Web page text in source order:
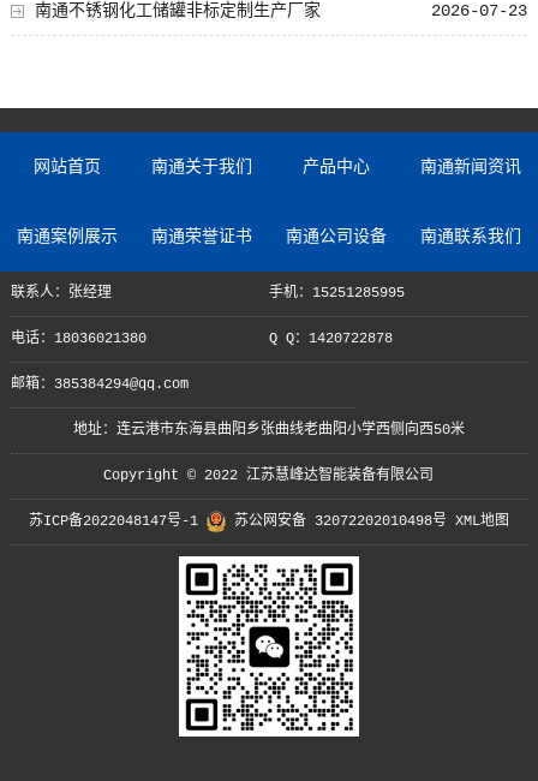
2026-07-23
南通不锈钢化工储罐非标定制生产厂家
网站首页 南通关于我们 产品中心 南通新闻资讯
南通案例展示 南通荣誉证书 南通公司设备 南通联系我们
联系人：张经理 手机：15251285995
电话：18036021380 Q Q：1420722878
邮箱：385384294@qq.com
地址：连云港市东海县曲阳乡张曲线老曲阳小学西侧向西50米
Copyright © 2022 江苏慧峰达智能装备有限公司
苏ICP备2022048147号-1 苏公网安备 32072202010498号 XML地图